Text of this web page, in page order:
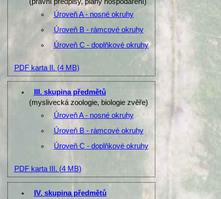
Úroveň A - nosné okruhy
Úroveň B - rámcové okruhy
Úroveň C - doplňkové okruhy
PDF karta II. (4 MB)
III. skupina předmětů
(myslivecká zoologie, biologie zvěře)
Úroveň A - nosné okruhy
Úroveň B - rámcové okruhy
Úroveň C - doplňkové okruhy
PDF karta III. (4 MB)
IV. skupina předmětů